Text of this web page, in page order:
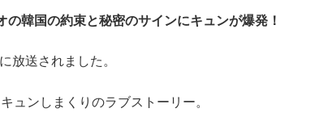
韓国の約束と秘密のサインにキュンが爆発！
放送されました。
ュンしまくりのラブストーリー。